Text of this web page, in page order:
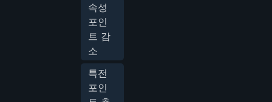
속성
포인
트 감
소
특전
포인